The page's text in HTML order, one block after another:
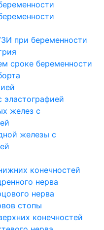
при беременности
сроке беременности
эластографией
желез с
железы с
конечностей
нерва
нерва
стопы
конечностей